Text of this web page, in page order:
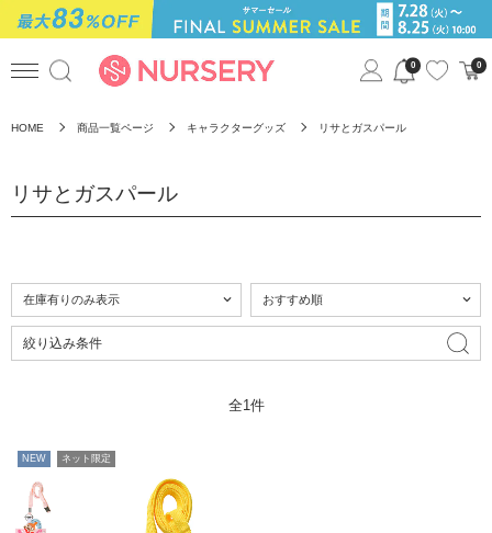
0 0
HOME 商品一覧ページ キャラクターグッズ リサとガスパール
リサとガスパール
絞り込み条件
全1件
NEW ネット限定